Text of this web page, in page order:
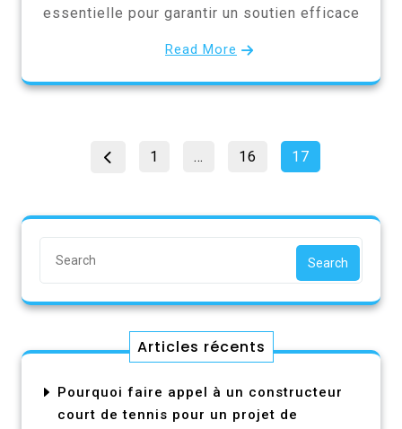
essentielle pour garantir un soutien efficace
Read More
Pagination
publications
Page
1 … Page
16 Page
17
Search
Articles récents
Pourquoi faire appel à un constructeur
court de tennis pour un projet de